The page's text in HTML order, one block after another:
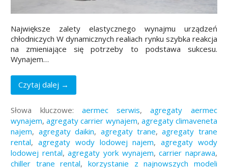
Największe zalety elastycznego wynajmu urządzeń
chłodniczych W dynamicznych realiach rynku szybka reakcja
na zmieniające się potrzeby to podstawa sukcesu.
Wynajem…
Czytaj dalej →
Słowa kluczowe: aermec serwis,agregaty aermec
wynajem,agregaty carrier wynajem, agregaty climaveneta
najem, agregaty daikin, agregaty trane,agregaty trane
rental, agregaty wody lodowej najem,agregaty wody
lodowej rental,agregaty york wynajem,carrier naprawa,
chiller trane rental, korzystanie z najnowszych modeli